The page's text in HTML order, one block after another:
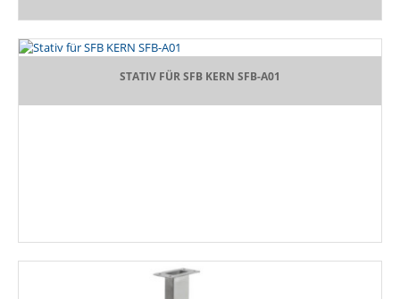
STATIV FÜR SFB KERN SFB-A01